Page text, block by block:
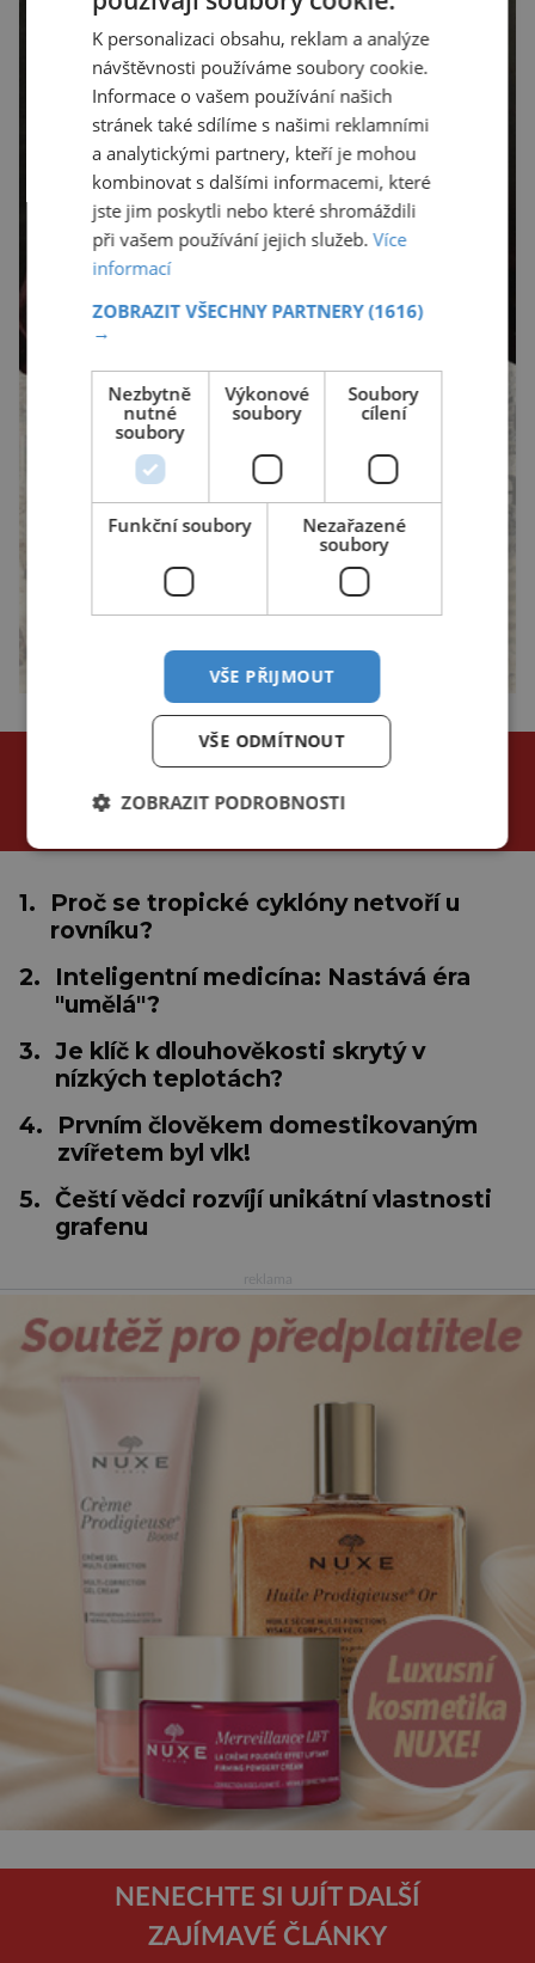
NEJČTENĚJŠÍ ČLÁNKY
1.
Proč se tropické cyklóny netvoří u
rovníku?
2.
Inteligentní medicína: Nastává éra
"umělá"?
3. Je klíč k dlouhověkosti skrytý v
nízkých teplotách?
4.
Prvním člověkem domestikovaným
zvířetem byl vlk!
5. Čeští vědci rozvíjí unikátní vlastnosti
grafenu
NENECHTE SI UJÍT DALŠÍ
ZAJÍMAVÉ ČLÁNKY
K personalizaci obsahu, reklam a analýze
návštěvnosti používáme soubory cookie.
Informace o vašem používání našich
stránek také sdílíme s našimi reklamními
a analytickými partnery, kteří je mohou
kombinovat s dalšími informacemi, které
jste jim poskytli nebo které shromáždili
při vašem používání jejich služeb.Více
informací
ZOBRAZIT VŠECHNY PARTNERY(1616)
→
Nezbytně
nutné
soubory
Výkonové
soubory
Soubory
cílení
Funkční soubory
Nezařazené
soubory
VŠE PŘIJMOUT
VŠE ODMÍTNOUT
ZOBRAZIT PODROBNOSTI